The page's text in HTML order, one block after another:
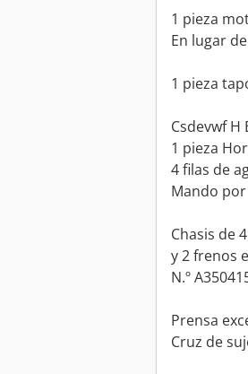
1 pieza
En lugar
1 pieza
Csdevwf H
1 pieza
4 filas de
Mando por
Chasis de
y 2 frenos
N.º
Prensa
Cruz de